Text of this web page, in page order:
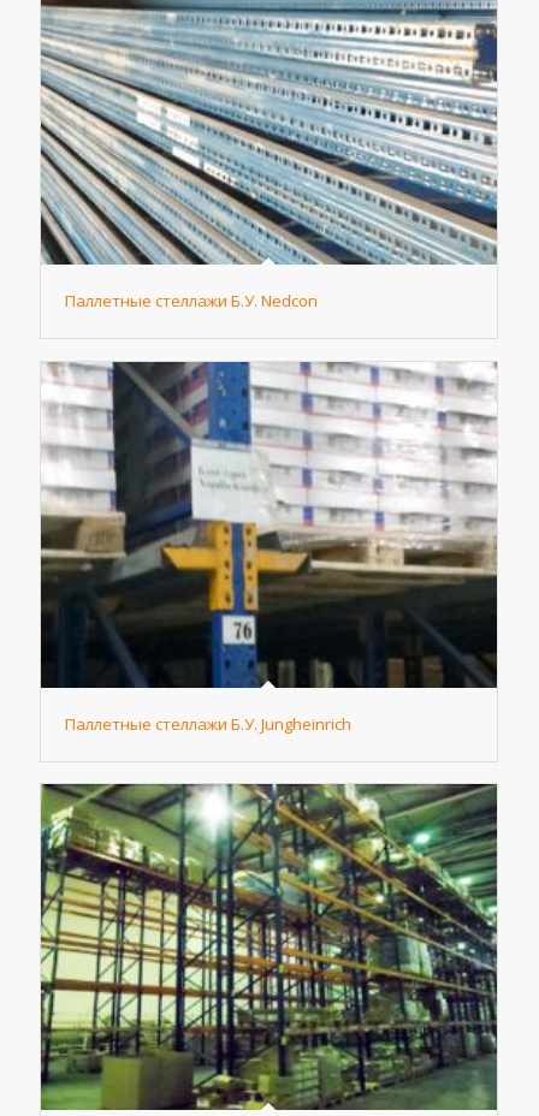
Паллетные стеллажи Б.У. Nedcon
Паллетные стеллажи Б.У. Jungheinrich